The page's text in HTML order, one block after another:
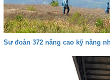
Sư đoàn 372 nâng cao kỹ năng